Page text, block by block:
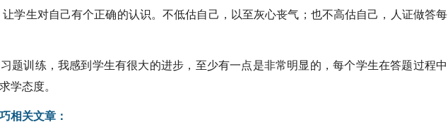
让学生对自己有个正确的认识。不低估自己，以至灰心丧气；也不高估自己，人证做答每
训练，我感到学生有很大的进步，至少有一点是非常明显的，每个学生在答题过程中
学态度。
相关文章：